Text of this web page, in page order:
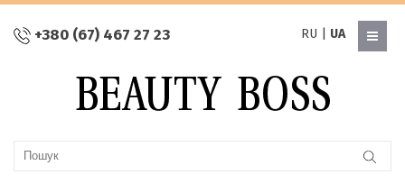
+380 (67) 467 27 23 RU UA